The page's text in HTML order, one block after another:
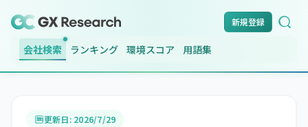
新規登録
会社検索 ランキング 環境スコア 用語集
更新日: 2026/7/29